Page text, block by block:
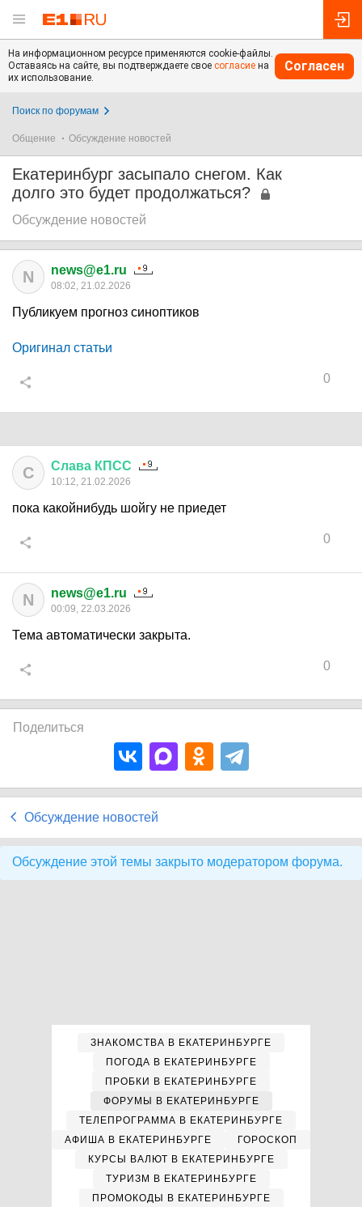
На информационном ресурсе применяются cookie-файлы.
Оставаясь на сайте, вы подтверждаете свое согласие на
их использование.
Согласен
Поиск по форумам
Общение Обсуждение новостей
Екатеринбург засыпало снегом. Как
долго это будет продолжаться?
Обсуждение новостей
N news@e1.ru
08:02, 21.02.2026
Публикуем прогноз синоптиков
Оригинал статьи
0
С Слава КПСС
10:12, 21.02.2026
пока какойнибудь шойгу не приедет
0
N news@e1.ru
00:09, 22.03.2026
Тема автоматически закрыта.
0
Поделиться
Обсуждение новостей
Обсуждение этой темы закрыто модератором форума.
ЗНАКОМСТВА В ЕКАТЕРИНБУРГЕ
ПОГОДА В ЕКАТЕРИНБУРГЕ
ПРОБКИ В ЕКАТЕРИНБУРГЕ
ФОРУМЫ В ЕКАТЕРИНБУРГЕ
ТЕЛЕПРОГРАММА В ЕКАТЕРИНБУРГЕ
АФИША В ЕКАТЕРИНБУРГЕ
ГОРОСКОП
КУРСЫ ВАЛЮТ В ЕКАТЕРИНБУРГЕ
ТУРИЗМ В ЕКАТЕРИНБУРГЕ
ПРОМОКОДЫ В ЕКАТЕРИНБУРГЕ